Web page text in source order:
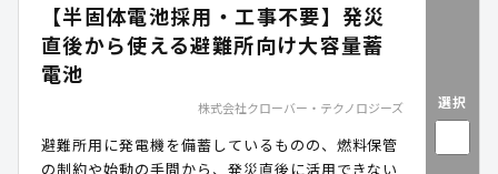
【半固体電池採用・工事不要】発災
直後から使える避難所向け大容量蓄
電池
株式会社クローバー・テクノロジーズ
避難所用に発電機を備蓄しているものの、燃料保管
の制約や始動の手間から、発災直後に活用できない
選択